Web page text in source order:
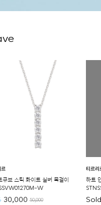
브 스틱 화이트 실버 목걸이
W
50,000
티르리르
하트 인
Sold